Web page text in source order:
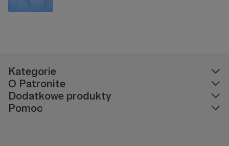
Kategorie
O Patronite
Dodatkowe produkty
Pomoc